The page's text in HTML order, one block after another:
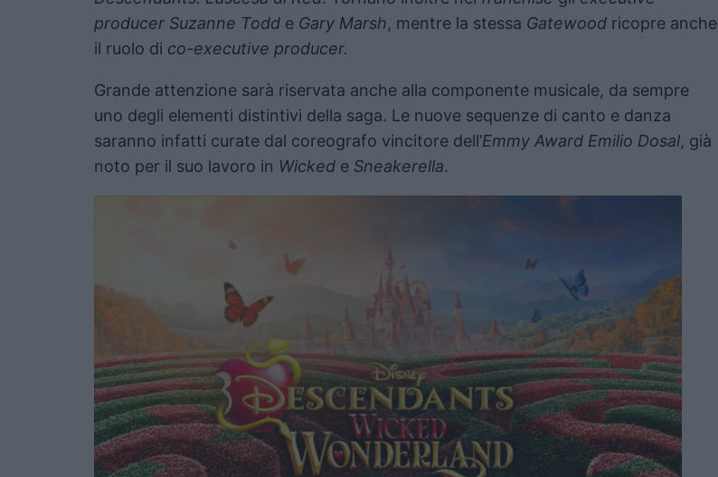
producer Suzanne Todd e Gary Marsh, mentre la stessa Gatewood ricopre anche
il ruolo di co-executive producer.
Grande attenzione sarà riservata anche alla componente musicale, da sempre
uno degli elementi distintivi della saga. Le nuove sequenze di canto e danza
saranno infatti curate dal coreografo vincitore dell’Emmy Award Emilio Dosal, già
noto per il suo lavoro in Wicked e Sneakerella.